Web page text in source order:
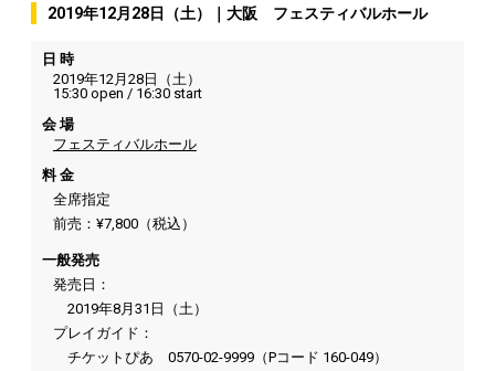
2019年12月28日（土）｜大阪 フェスティバルホール
日 時
2019年12月28日（土）
15:30 open / 16:30 start
会 場
フェスティバルホール
料 金
全席指定
前売：¥7,800（税込）
一般発売
発売日：
2019年8月31日（土）
プレイガイド：
チケットぴあ 0570-02-9999（Pコード 160-049）